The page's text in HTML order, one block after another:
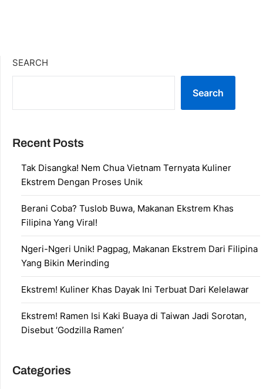
SEARCH
Search
Recent Posts
Tak Disangka! Nem Chua Vietnam Ternyata Kuliner
Ekstrem Dengan Proses Unik
Berani Coba? Tuslob Buwa, Makanan Ekstrem Khas
Filipina Yang Viral!
Ngeri-Ngeri Unik! Pagpag, Makanan Ekstrem Dari Filipina
Yang Bikin Merinding
Ekstrem! Kuliner Khas Dayak Ini Terbuat Dari Kelelawar
Ekstrem! Ramen Isi Kaki Buaya di Taiwan Jadi Sorotan,
Disebut ‘Godzilla Ramen’
Categories